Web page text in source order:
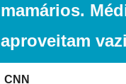
mamários.
aproveitam
CNN